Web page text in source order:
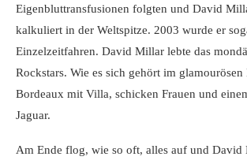
Eigenbluttransfusionen folgten und David
kalkuliert in der Weltspitze. 2003 wurde er
Einzelzeitfahren. David Millar lebte das
Rockstars. Wie es sich gehört im
Bordeaux mit Villa, schicken Frauen und
Jaguar.
Am Ende flog, wie so oft, alles auf und David